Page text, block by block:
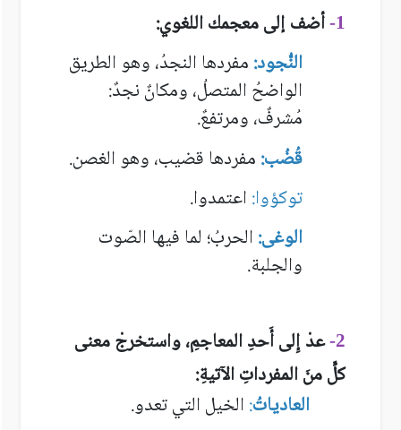
1- أضف إلى معجمك اللغوي:
النُّجود:مفردها النجدُ، وهو الطريق
الواضحُ المتصلُ، ومكانٌ نجدٌ:
مُشرفٌ، ومرتفعٌ.
قُضُب:مفردها قضيب، وهو الغصن.
توكؤوا:اعتمدوا.
الوغى:الحربُ؛ لما فيها الصّوت
والجلبة.
2- عدْ إِلى أَحدِ المعاجمِ، واستخرجْ معنى
كلٍّ منَ المفرداتِ الآتيةِ:
العادياتُ:الخيل التي تعدو.